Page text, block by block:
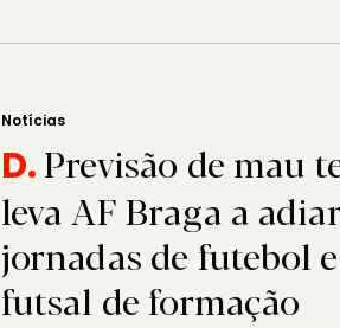
Notícias
D.Previsão de mau
leva AF Braga a
jornadas de futebol e
futsal de formação